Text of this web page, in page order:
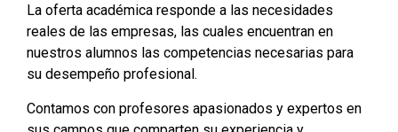
La oferta académica responde a las necesidades
reales de las empresas, las cuales encuentran en
nuestros alumnos las competencias necesarias para
su desempeño profesional.
Contamos con profesores apasionados y expertos en